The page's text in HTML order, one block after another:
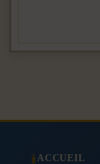
ACCUEIL